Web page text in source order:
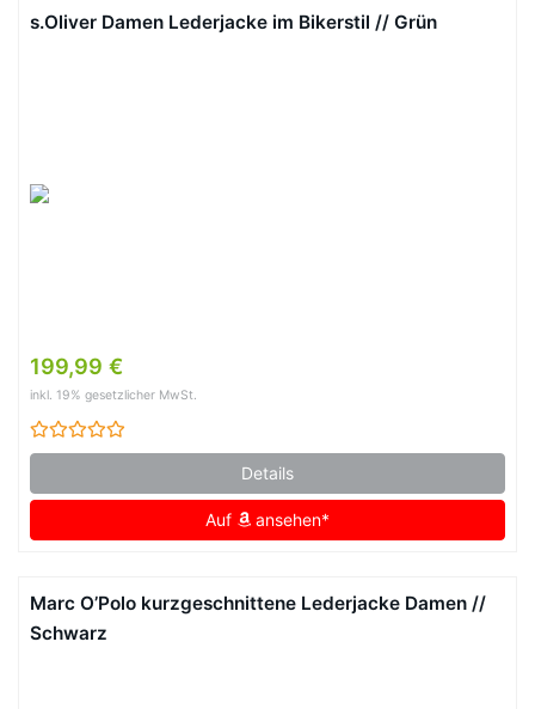
s.Oliver Damen Lederjacke im Bikerstil // Grün
199,99 €
inkl. 19% gesetzlicher MwSt.
Details
Auf ansehen*
Marc O’Polo kurzgeschnittene Lederjacke Damen //
Schwarz